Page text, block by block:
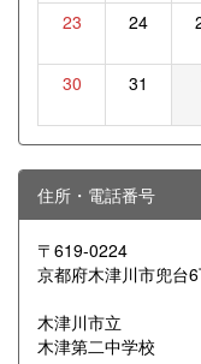
23 24
30 31
住所・電話番号
〒619-0224
京都府木津川市兜台
木津川市立
木津第二中学校